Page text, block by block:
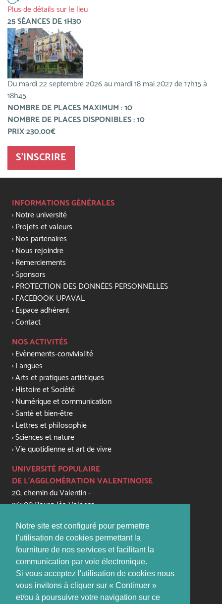
Notre site est configuré pour permettre
l'utilisation de cookies permettant la
fourniture de nos services et facilitant la
communication par voie électronique.
Si vous acceptez l'utilisation de cookies nous
vous invitons à cliquer sur « Continuer »
et/ou à poursuivre votre navigation sur ce
Plus de détails sur le lieu
25 SÉANCES DE 1H30
Du mardi 22 septembre 2026 au mardi 18 mai 2027 de 17h15 à
18h45
NOMBRE DE PLACES MAXIMUM : 10
NOMBRE DE PLACES DISPONIBLES : 10
PRIX 230.00€
S'INSCRIRE
INFORMATIONS GÉNÉRALES
Notre université
Projets et valeurs
Nos partenaires
Nous rejoindre
Remerciements
Sponsors
PROTECTION DES DONNÉES PERSONNELLES
FACEBOOK UPAVAL
Espace adhérent
Contact
NOS ACTIVITÉS
Evènements-convivialité
Langues
Arts et pratiques artistiques
Histoire et Société
Numérique et communication
Santé et bien-être
Lettres et philosophie
Sciences et nature
Vie quotidienne et art de vivre
UNIVERSITÉ POPULAIRE
DE L'AGGLOMÉRATION VALENTINOISE
20, chemin du Valentin -
26500 Bourg-lès-Valence
+33 (0) 4 75 56 81 79
contact@upaval.com
PERMANENCES:
lundi, mardi, jeudi, vendredi de 16h - 17h45
(sauf vacances scolaires)